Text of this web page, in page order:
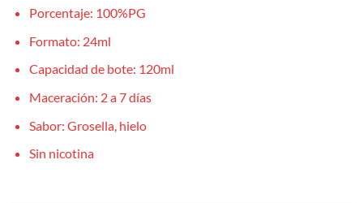
Porcentaje: 100%PG
Formato: 24ml
Capacidad de bote: 120ml
Maceración: 2 a 7 días
Sabor: Grosella, hielo
Sin nicotina